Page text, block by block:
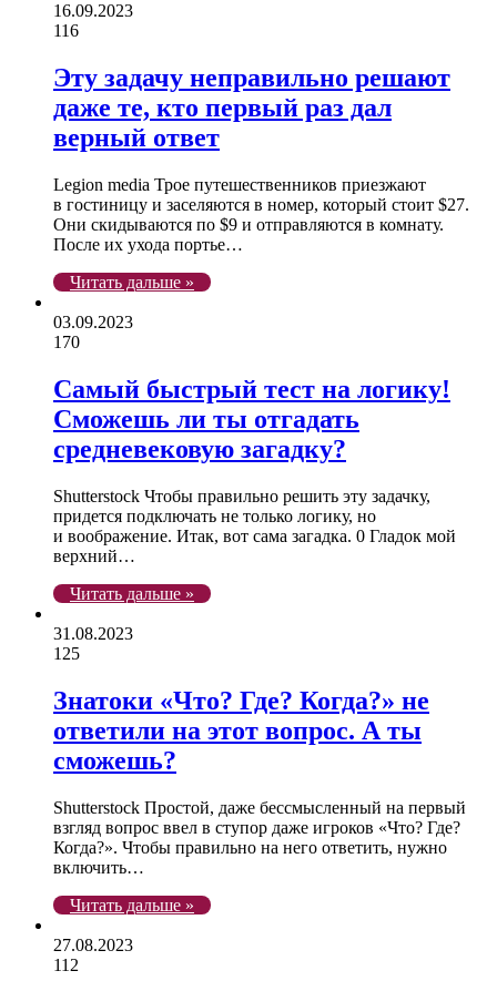
16.09.2023
116
Эту задачу неправильно решают
даже те, кто первый раз дал
верный ответ
Legion media Трое путешественников приезжают
в гостиницу и заселяются в номер, который стоит $27.
Они скидываются по $9 и отправляются в комнату.
После их ухода портье…
Читать дальше »
03.09.2023
170
Самый быстрый тест на логику!
Сможешь ли ты отгадать
средневековую загадку?
Shutterstock Чтобы правильно решить эту задачку,
придется подключать не только логику, но
и воображение. Итак, вот сама загадка. 0 Гладок мой
верхний…
Читать дальше »
31.08.2023
125
Знатоки «Что? Где? Когда?» не
ответили на этот вопрос. А ты
сможешь?
Shutterstock Простой, даже бессмысленный на первый
взгляд вопрос ввел в ступор даже игроков «Что? Где?
Когда?». Чтобы правильно на него ответить, нужно
включить…
Читать дальше »
27.08.2023
112